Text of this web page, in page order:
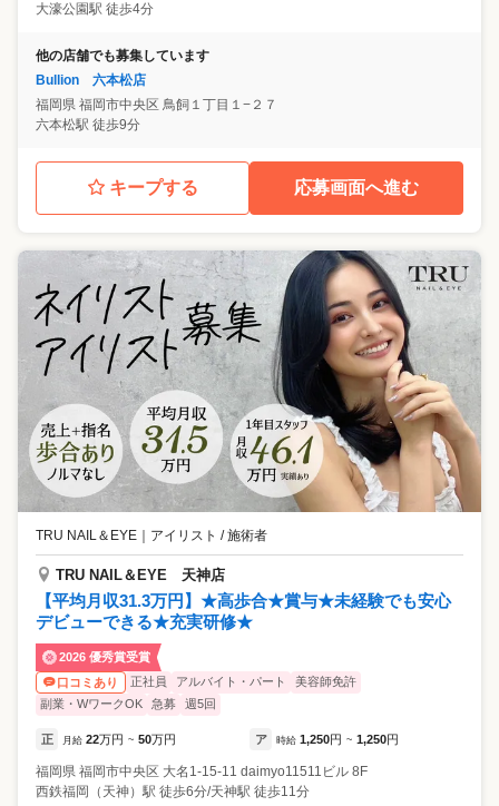
大濠公園駅 徒歩4分
他の店舗でも募集しています
Bullion 六本松店
福岡県 福岡市中央区 鳥飼１丁目１−２７
六本松駅 徒歩9分
キープする 応募画面へ進む
TRU NAIL＆EYE ｜ アイリスト / 施術者
TRU NAIL＆EYE 天神店
【平均月収31.3万円】★高歩合★賞与★未経験でも安心
デビューできる★充実研修★
2026 優秀賞受賞
口コミあり
正社員 アルバイト・パート
美容師免許
副業・WワークOK
急募 週5回
正 月給 22万円 ~ 50万円 ア 時給 1,250円 ~ 1,250円
福岡県 福岡市中央区 大名1-15-11 daimyo11511ビル 8F
西鉄福岡（天神）駅 徒歩6分/天神駅 徒歩11分